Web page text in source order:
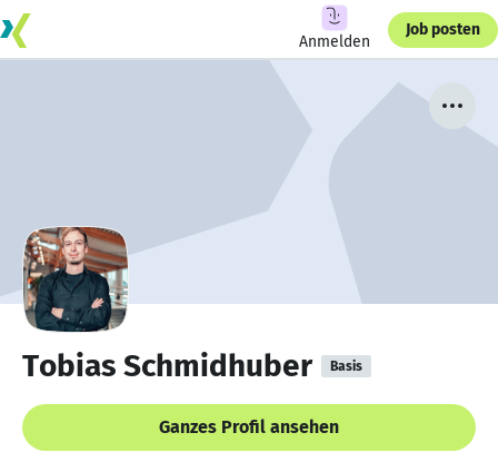
Anmelden
Job posten
Tobias Schmidhuber Basis
Ganzes Profil ansehen